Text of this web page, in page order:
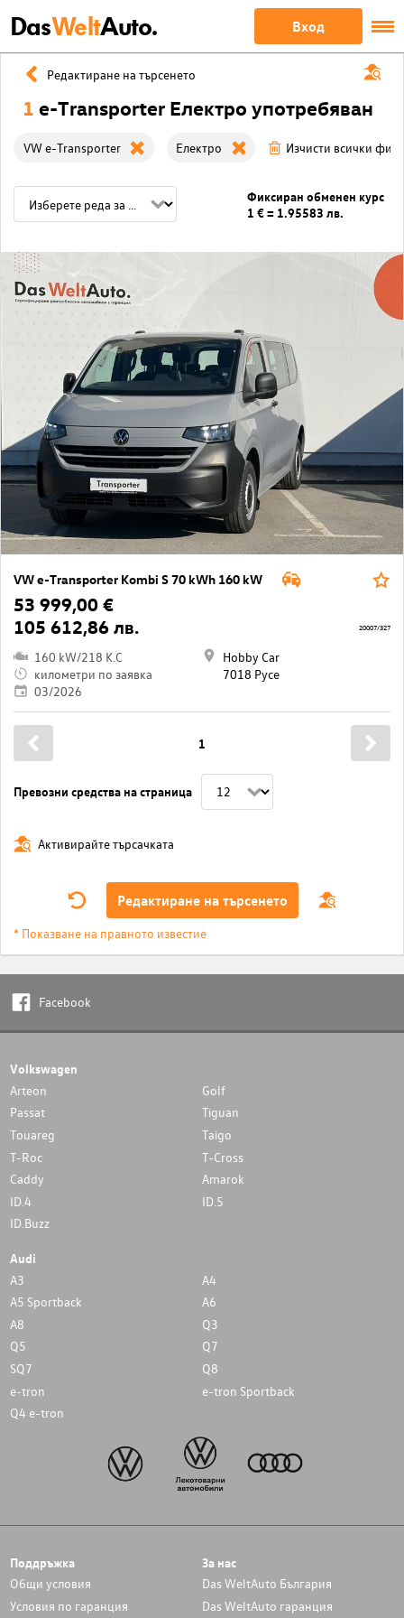
DasWeltAuto. Вход
Редактиране на търсенето
1 e-Transporter Електро употребяван
VW e-Transporter Електро Изчисти всички
Фиксиран обменен курс
1 € = 1.95583 лв.
VW e-Transporter Kombi S 70 kWh 160 kW
53 999,00 €
105 612,86 лв.
160 kW/218 K.C
километри по заявка
03/2026
Hobby Car
7018 Русе
20007/327
Превозни средства на страница
1
Активирайте търсачката
Редактиране на търсенето
* Показване на правното известие
Facebook
Volkswagen
Arteon
Golf
Passat
Tiguan
Touareg
Taigo
T-Roc
T-Cross
Caddy
Amarok
ID.4
ID.5
ID.Buzz
Audi
A3
A4
A5 Sportback
A6
A8
Q3
Q5
Q7
SQ7
Q8
e-tron
e-tron Sportback
Q4 e-tron
Поддръжка
Общи условия
Условия по гаранция
За нас
Das WeltAuto България
Das WeltAuto гаранция